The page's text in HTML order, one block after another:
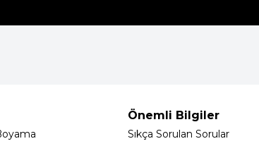
Önemli Bilgiler
Sıkça Sorulan Sorular